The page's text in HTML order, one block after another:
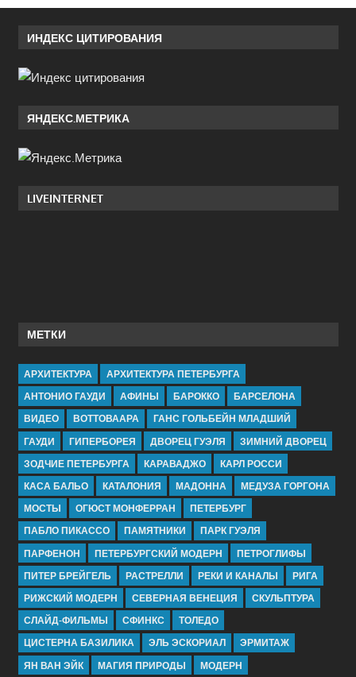
ИНДЕКС ЦИТИРОВАНИЯ
ЯНДЕКС.МЕТРИКА
LIVEINTERNET
МЕТКИ
АРХИТЕКТУРА
АРХИТЕКТУРА ПЕТЕРБУРГА
АНТОНИО ГАУДИ
АФИНЫ БАРОККО
БАРСЕЛОНА
ВИДЕО
ВОТТОВААРА
ГАНС ГОЛЬБЕЙН МЛАДШИЙ
ГАУДИ
ГИПЕРБОРЕЯ ДВОРЕЦ ГУЭЛЯ
ЗИМНИЙ ДВОРЕЦ
ЗОДЧИЕ ПЕТЕРБУРГА
КАРАВАДЖО
КАРЛ РОССИ
КАСА БАЛЬО
КАТАЛОНИЯ МАДОННА
МЕДУЗА ГОРГОНА
МОСТЫ
ОГЮСТ МОНФЕРРАН
ПЕТЕРБУРГ
ПАБЛО ПИКАССО
ПАМЯТНИКИ
ПАРК ГУЭЛЯ
ПАРФЕНОН
ПЕТЕРБУРГСКИЙ МОДЕРН
ПЕТРОГЛИФЫ
ПИТЕР БРЕЙГЕЛЬ
РАСТРЕЛЛИ РЕКИ И КАНАЛЫ
РИГА
РИЖСКИЙ МОДЕРН
СЕВЕРНАЯ ВЕНЕЦИЯ
СКУЛЬПТУРА
СЛАЙД-ФИЛЬМЫ
СФИНКС
ТОЛЕДО
ЦИСТЕРНА БАЗИЛИКА
ЭЛЬ ЭСКОРИАЛ
ЭРМИТАЖ
ЯН ВАН ЭЙК
МАГИЯ ПРИРОДЫ МОДЕРН